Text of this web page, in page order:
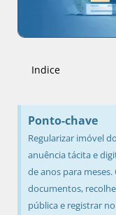
Indice
Ponto-chave
Regularizar imóvel
anuência tácita e
de anos para
documentos,
pública e registrar